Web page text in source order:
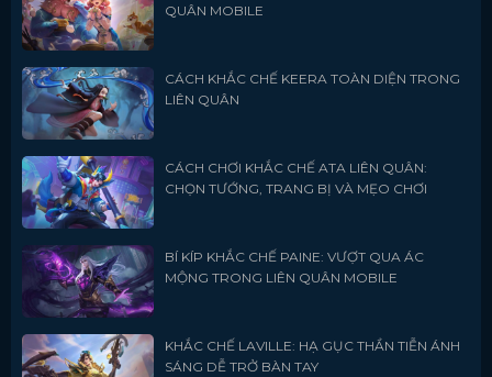
QUÂN MOBILE
CÁCH KHẮC CHẾ KEERA TOÀN DIỆN TRONG
LIÊN QUÂN
CÁCH CHƠI KHẮC CHẾ ATA LIÊN QUÂN:
CHỌN TƯỚNG, TRANG BỊ VÀ MẸO CHƠI
BÍ KÍP KHẮC CHẾ PAINE: VƯỢT QUA ÁC
MỘNG TRONG LIÊN QUÂN MOBILE
KHẮC CHẾ LAVILLE: HẠ GỤC THẦN TIỄN ÁNH
SÁNG DỄ TRỞ BÀN TAY